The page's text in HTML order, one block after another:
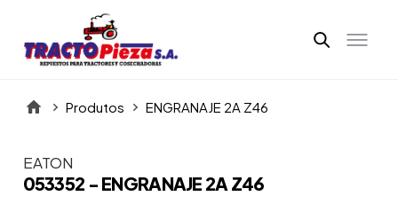
Produtos ENGRANAJE 2A Z46
Itens da Galeria
EATON
053352 - ENGRANAJE 2A Z46